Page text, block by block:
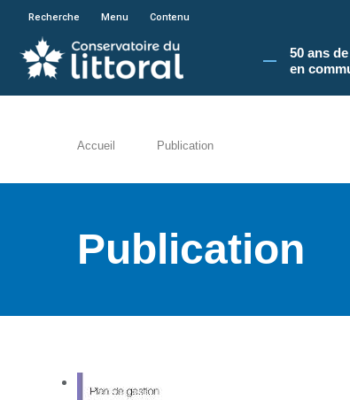
En poursuivant votre navigation
Recherche Menu Contenu
50 ans
en
Accueil Publication
Publication